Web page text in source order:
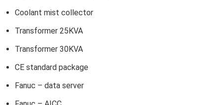
Coolant mist collector
Transformer 25KVA
Transformer 30KVA
CE standard package
Fanuc – data server